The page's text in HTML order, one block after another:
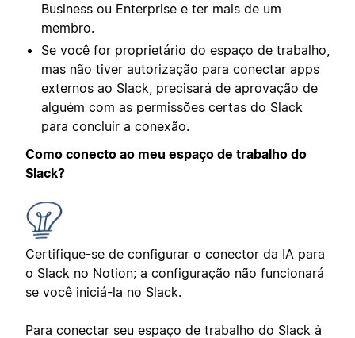
Business ou Enterprise e ter mais de um
membro.
Se você for proprietário do espaço de trabalho,
mas não tiver autorização para conectar apps
externos ao Slack, precisará de aprovação de
alguém com as permissões certas do Slack
para concluir a conexão.
Como conecto ao meu espaço de trabalho do
Slack?
Certifique-se de configurar o conector da IA para
o Slack no Notion; a configuração não funcionará
se você iniciá-la no Slack.
Para conectar seu espaço de trabalho do Slack à